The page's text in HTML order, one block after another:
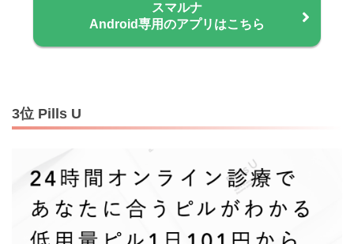
スマルナ
Android専用のアプリはこちら
3位 Pills U